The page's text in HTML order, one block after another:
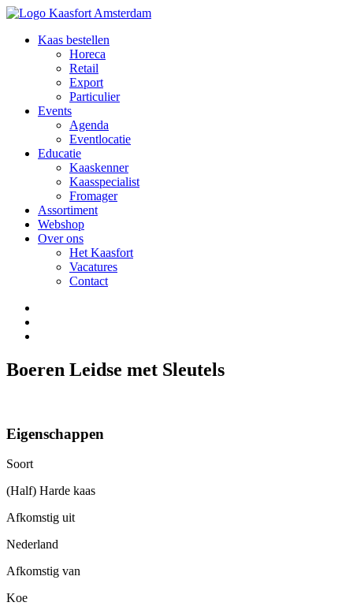
Kaas bestellen
Horeca
Retail
Export
Particulier
Events
Agenda
Eventlocatie
Educatie
Kaaskenner
Kaasspecialist
Fromager
Assortiment
Webshop
Over ons
Het Kaasfort
Vacatures
Contact
Boeren Leidse met Sleutels
Eigenschappen
Soort
(Half) Harde kaas
Afkomstig uit
Nederland
Afkomstig van
Koe